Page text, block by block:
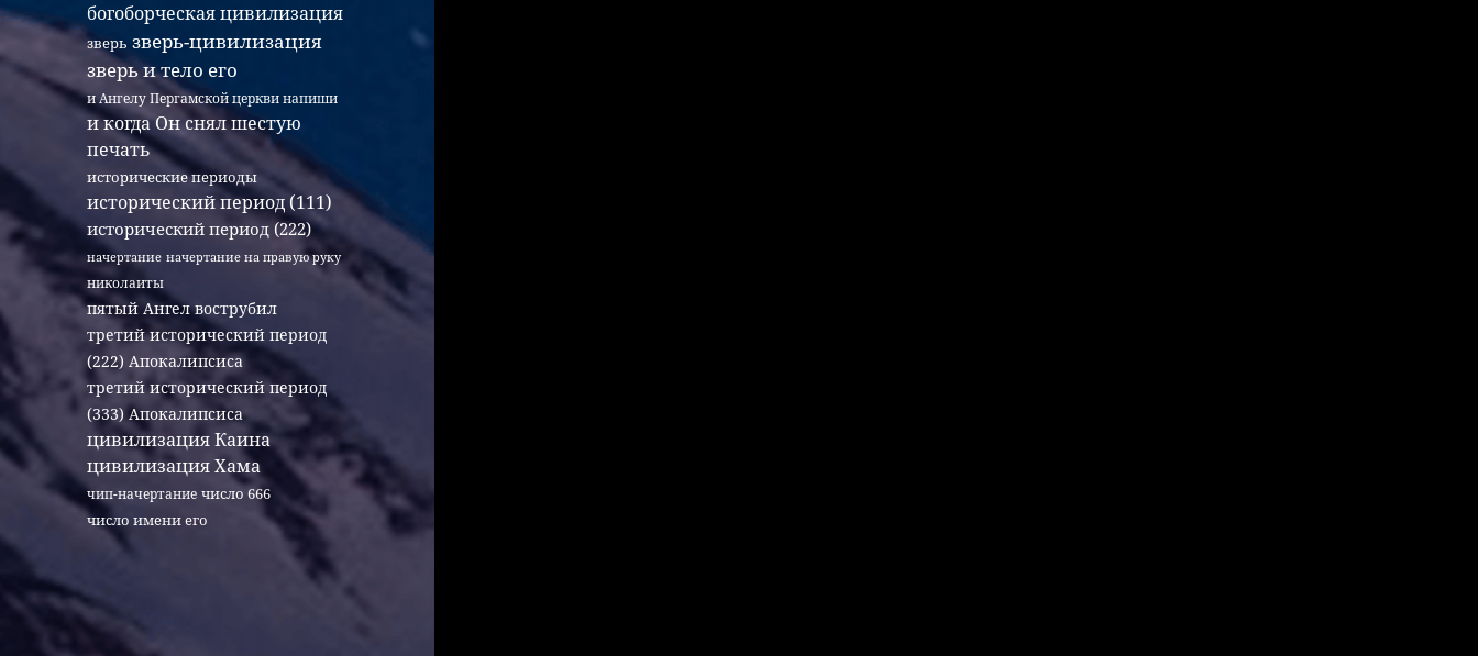
богоборческая цивилизация
зверь зверь-цивилизация
зверь и тело его
и Ангелу Пергамской церкви напиши
и когда Он снял шестую
печать
исторические периоды
исторический период (111)
исторический период (222)
начертание начертание на правую руку
николаиты
пятый Ангел вострубил
третий исторический период
(222) Апокалипсиса
третий исторический период
(333) Апокалипсиса
цивилизация Каина
цивилизация Хама
чип-начертание число 666
число имени его